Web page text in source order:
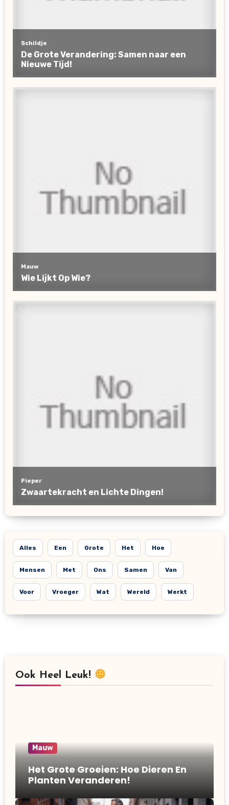
Alles Een Grote Het Hoe
Mensen Met Ons Samen Van
Voor Vroeger Wat Wereld Werkt
Ook Heel Leuk!
Mauw
Het Grote Groeien: Hoe Dieren En
Planten Veranderen!